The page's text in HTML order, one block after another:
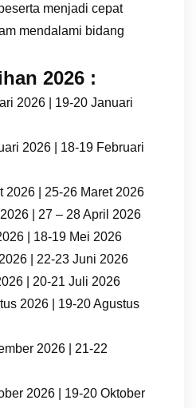
menjadi cepat
mendalami bidang
2026 :
2026 | 19-20 Januari
2026 | 18-19 Februari
2026 | 25-26 Maret 2026
| 27 – 28 April 2026
| 18-19 Mei 2026
| 22-23 Juni 2026
| 20-21 Juli 2026
2026 | 19-20 Agustus
2026 | 21-22
2026 | 19-20 Oktober